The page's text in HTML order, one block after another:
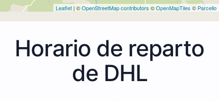
Leaflet | ©OpenStreetMap contributors ©OpenMapTiles © Parcello
Horario de reparto
de DHL